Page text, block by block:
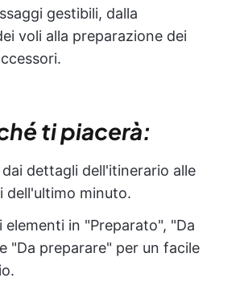
gestibili, dalla
voli alla preparazione dei
ti piacerà:
dettagli dell'itinerario alle
dell'ultimo minuto.
elementi in "Preparato", "Da
"Da preparare" per un facile